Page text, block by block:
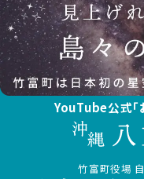
YouTube公式「
竹富町役場